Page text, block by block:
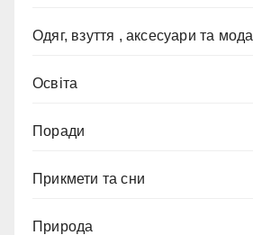
Одяг, взуття , аксесуари та мода
Освіта
Поради
Прикмети та сни
Природа